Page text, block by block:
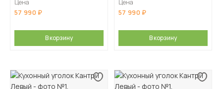
Цена
57 990
В корзину
Цена
57 990
В корзину